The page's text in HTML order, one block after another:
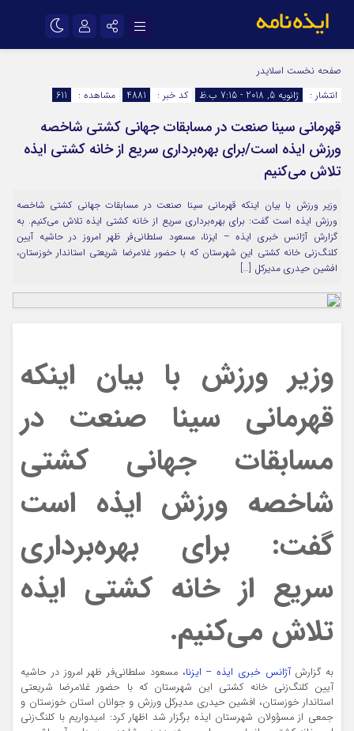
اینستاگرام
سروش
ایتا
آپارات
اپلیکیشن رمز عبور
صفحه نخست اسلایدر
انتشار :
ژانویه 5, 2018 - 7:15 ب.ظ کد خبر : 4881 مشاهده : 611
قهرمانی سینا صنعت در مسابقات جهانی کشتی شاخصه
ورزش ایذه است/برای بهره‌برداری سریع از خانه کشتی ایذه
تلاش می‌کنیم
وزیر ورزش با بیان اینکه قهرمانی سینا صنعت در مسابقات جهانی کشتی شاخصه
ورزش ایذه است گفت: برای بهره‌برداری سریع از خانه کشتی ایذه تلاش می‌کنیم. به
گزارش آژانس خبری ایذه – ایزنا، مسعود سلطانی‌فر ظهر امروز در حاشیه آیین
کلنگ‌زنی خانه کشتی این شهرستان که با حضور غلامرضا شریعتی استاندار خوزستان،
افشین حیدری مدیرکل […]
وزیر ورزش با بیان اینکه
قهرمانی سینا صنعت در
مسابقات جهانی کشتی
شاخصه ورزش ایذه است
گفت: برای بهره‌برداری
سریع از خانه کشتی ایذه
تلاش می‌کنیم.
به گزارشآژانس خبری ایذه – ایزنا، مسعود سلطانی‌فر ظهر امروز در حاشیه
آیین کلنگ‌زنی خانه کشتی این شهرستان که با حضور غلامرضا شریعتی
استاندار خوزستان، افشین حیدری مدیرکل ورزش و جوانان استان خوزستان و
جمعی از مسؤولان شهرستان ایذه برگزار شد اظهار کرد: امیدواریم با کلنگ‌زنی